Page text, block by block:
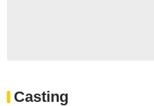
Casting